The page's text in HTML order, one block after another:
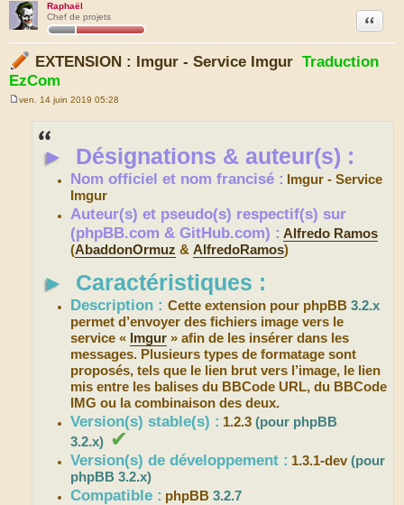
Raphaël
Chef de projets
EXTENSION : Imgur - Service Imgur Traduction
EzCom
Citation
ven. 14 juin 2019 05:28
► Désignations & auteur(s) :
Nom officiel et nom francisé :
Imgur - Service
Imgur
Auteur(s) et pseudo(s) respectif(s) sur
(phpBB.com & GitHub.com) : Alfredo Ramos
(AbaddonOrmuz &AlfredoRamos)
► Caractéristiques :
Description :Cette extension pour phpBB3.2.x
permet d’envoyer des fichiers image vers le
service « Imgur » afin de les insérer dans les
messages. Plusieurs types de formatage sont
proposés, tels que le lien brut vers l’image, le lien
mis entre les balises du BBCode URL, du BBCode
IMG ou la combinaison des deux.
Version(s) stable(s) : 1.2.3(pour phpBB
3.2.x) ✔
Version(s) de développement : 1.3.1-dev(pour
phpBB 3.2.x)
Compatible : phpBB3.2.7